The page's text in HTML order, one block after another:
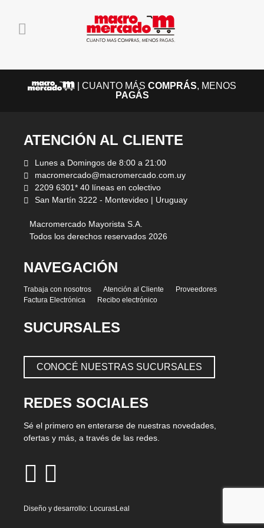
| CUANTO MÁS COMPRÁS, MENOS
PAGÁS
ATENCIÓN AL CLIENTE
Lunes a Domingos de 8:00 a 21:00
macromercado@macromercado.com.uy
2209 6301* 40 líneas en colectivo
San Martín 3222 - Montevideo | Uruguay
Macromercado Mayorista S.A.
Todos los derechos reservados 2026
NAVEGACIÓN
Trabaja con nosotros Atención al Cliente
Proveedores
Factura Electrónica
Recibo electrónico
SUCURSALES
CONOCÉ NUESTRAS SUCURSALES
REDES SOCIALES
Sé el primero en enterarse de nuestras novedades,
ofertas y más, a través de las redes.
Diseño y desarrollo: LocurasLeal